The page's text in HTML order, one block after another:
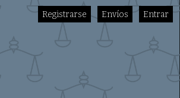
Registrarse Envíos Entrar